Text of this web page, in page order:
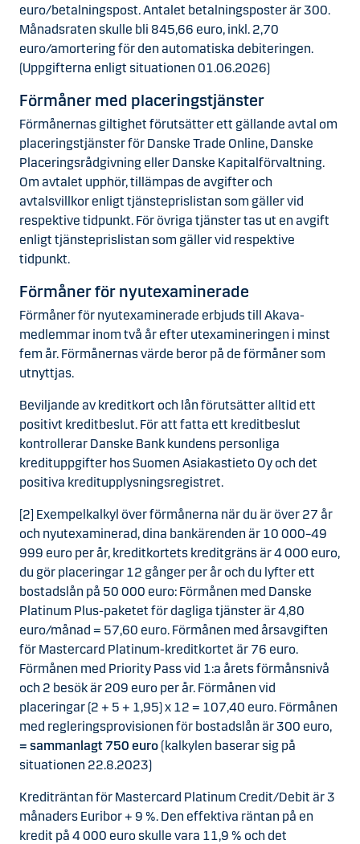
euro/betalningspost. Antalet betalningsposter är 300.
Månadsraten skulle bli 845,66 euro, inkl. 2,70
euro/amortering för den automatiska debiteringen.
(Uppgifterna enligt situationen 01.06.2026)
Förmåner med placeringstjänster
Förmånernas giltighet förutsätter ett gällande avtal om
placeringstjänster för Danske Trade Online, Danske
Placeringsrådgivning eller Danske Kapitalförvaltning.
Om avtalet upphör, tillämpas de avgifter och
avtalsvillkor enligt tjänsteprislistan som gäller vid
respektive tidpunkt. För övriga tjänster tas ut en avgift
enligt tjänsteprislistan som gäller vid respektive
tidpunkt.
Förmåner för nyutexaminerade
Förmåner för nyutexaminerade erbjuds till Akava-
medlemmar inom två år efter utexamineringen i minst
fem år. Förmånernas värde beror på de förmåner som
utnyttjas.
Beviljande av kreditkort och lån förutsätter alltid ett
positivt kreditbeslut. För att fatta ett kreditbeslut
kontrollerar Danske Bank kundens personliga
kredituppgifter hos Suomen Asiakastieto Oy och det
positiva kreditupplysningsregistret.
[2] Exempelkalkyl över förmånerna när du är över 27 år
och nyutexaminerad, dina bankärenden är 10 000–49
999 euro per år, kreditkortets kreditgräns är 4 000 euro,
du gör placeringar 12 gånger per år och du lyfter ett
bostadslån på 50 000 euro: Förmånen med Danske
Platinum Plus-paketet för dagliga tjänster är 4,80
euro/månad = 57,60 euro. Förmånen med årsavgiften
för Mastercard Platinum-kreditkortet är 76 euro.
Förmånen med Priority Pass vid 1:a årets förmånsnivå
och 2 besök är 209 euro per år. Förmånen vid
placeringar (2 + 5 + 1,95) x 12 = 107,40 euro. Förmånen
med regleringsprovisionen för bostadslån är 300 euro,
= sammanlagt 750 euro (kalkylen baserar sig på
situationen 22.8.2023)
Krediträntan för Mastercard Platinum Credit/Debit är 3
månaders Euribor + 9 %. Den effektiva räntan på en
kredit på 4 000 euro skulle vara 11,9 % och det